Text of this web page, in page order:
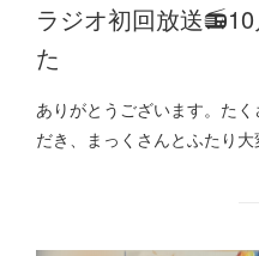
ラジオ初回放送
た
ありがとうございます。た
だき、まっくさんとふたり